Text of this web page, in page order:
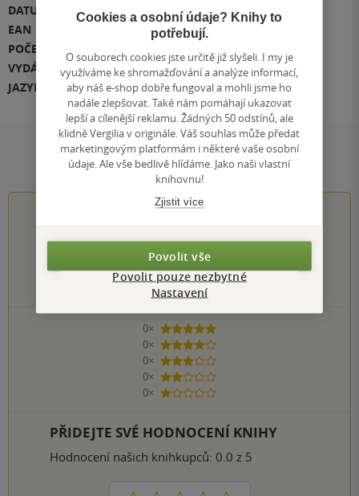
DATUM DOTISKU
11.05.2026
EAN
9788027159536
POČET STRAN
VYDÁNÍ
1
JAZYK
čeština
Hodnocení a recenze čtenářů
0.0z5
0hodnocení čtenářů
0×
5 hvězdiček
0×
4 hvězdičky
0×
3 hvězdičky
0×
2 hvězdičky
0×
1 hvezdička
PŘIDEJTE SVÉ HODNOCENÍ KNIHY
Hodnocení našich knihkupců: 0.0 z 5
Cookies a osobní údaje? Knihy to
potřebují.
O souborech cookies jste určitě již slyšeli. I my je
využíváme ke shromažďování a analýze informací,
aby náš e-shop dobře fungoval a mohli jsme ho
nadále zlepšovat. Také nám pomáhají ukazovat
lepší a cílenější reklamu. Žádných 50 odstínů, ale
klidně Vergilia v originále. Váš souhlas může předat
marketingovým platformám i některé vaše osobní
údaje. Ale vše bedlivě hlídáme. Jako naši vlastní
knihovnu!
Zjistit více
Povolit vše
Povolit pouze nezbytné
Nastavení